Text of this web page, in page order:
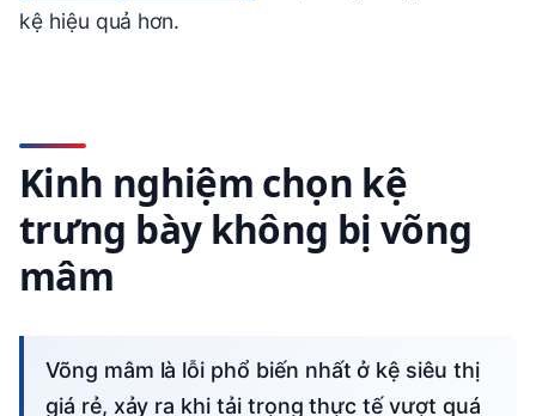
kệ hiệu quả hơn.
Kinh nghiệm chọn kệ
trưng bày không bị võng
mâm
Võng mâm là lỗi phổ biến nhất ở kệ siêu thị
giá rẻ, xảy ra khi tải trọng thực tế vượt quá